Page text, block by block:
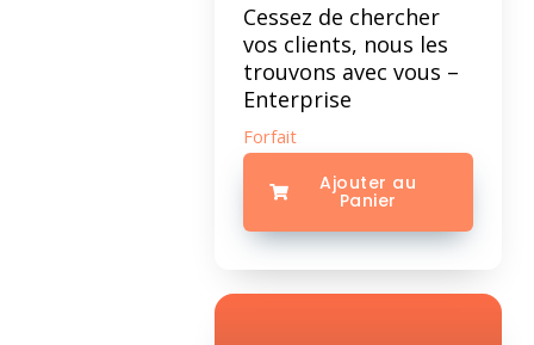
Cessez de chercher
vos clients, nous les
trouvons avec vous –
Enterprise
Forfait
Ajouter au
Panier